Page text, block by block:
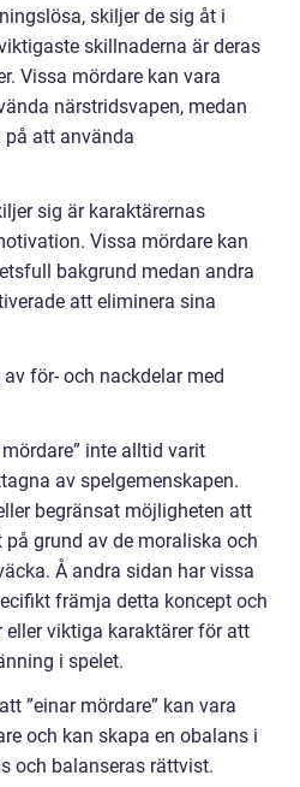
skiljer de sig åt i
skillnaderna är deras
Vissa mördare kan vara
närstridsvapen, medan
på att använda
sig är karaktärernas
Vissa mördare kan
bakgrund medan andra
att eliminera sina
för- och nackdelar med
inte alltid varit
av spelgemenskapen.
begränsat möjligheten att
grund av de moraliska och
Å andra sidan har vissa
främja detta koncept och
viktiga karaktärer för att
i spelet.
”einar mördare” kan vara
och kan skapa en obalans i
och balanseras rättvist.